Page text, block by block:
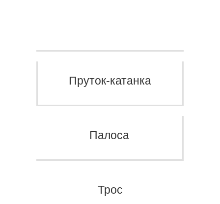
Пруток-катанка
Палоса
Трос